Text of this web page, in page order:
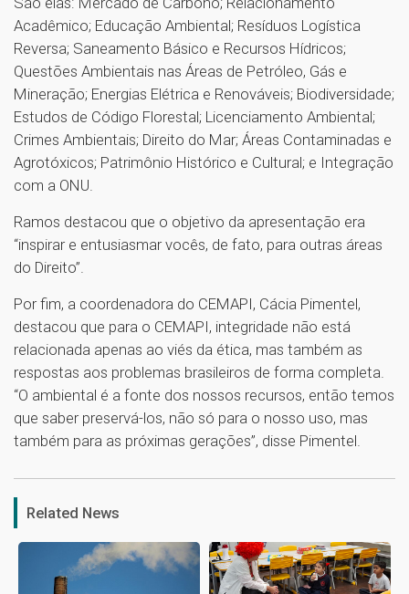
Acadêmico; Educação Ambiental; Resíduos Logística
Reversa; Saneamento Básico e Recursos Hídricos;
Questões Ambientais nas Áreas de Petróleo, Gás e
Mineração; Energias Elétrica e Renováveis; Biodiversidade;
Estudos de Código Florestal; Licenciamento Ambiental;
Crimes Ambientais; Direito do Mar; Áreas Contaminadas e
Agrotóxicos; Patrimônio Histórico e Cultural; e Integração
com a ONU.
Ramos destacou que o objetivo da apresentação era
“inspirar e entusiasmar vocês, de fato, para outras áreas
do Direito”.
Por fim, a coordenadora do CEMAPI, Cácia Pimentel,
destacou que para o CEMAPI, integridade não está
relacionada apenas ao viés da ética, mas também as
respostas aos problemas brasileiros de forma completa.
“O ambiental é a fonte dos nossos recursos, então temos
que saber preservá-los, não só para o nosso uso, mas
também para as próximas gerações”, disse Pimentel.
1
Related News